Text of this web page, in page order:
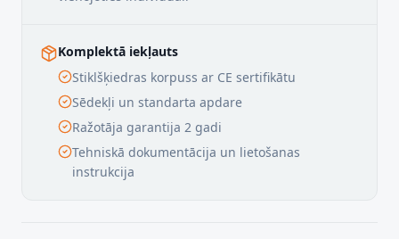
Komplektā iekļauts
Stiklšķiedras korpuss ar CE sertifikātu
Sēdekļi un standarta apdare
Ražotāja garantija 2 gadi
Tehniskā dokumentācija un lietošanas
instrukcija